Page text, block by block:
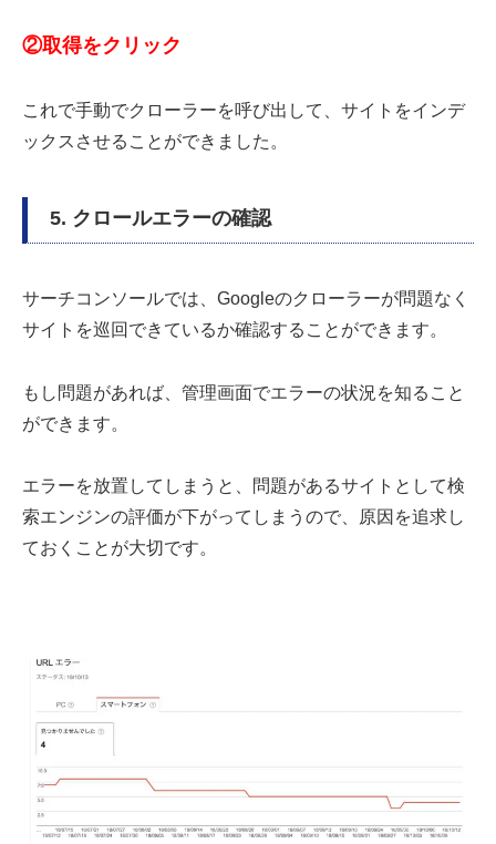
②取得をクリック
これで手動でクローラーを呼び出して、サイトをインデ
ックスさせることができました。
5. クロールエラーの確認
サーチコンソールでは、Googleのクローラーが問題なく
サイトを巡回できているか確認することができます。
もし問題があれば、管理画面でエラーの状況を知ること
ができます。
エラーを放置してしまうと、問題があるサイトとして検
索エンジンの評価が下がってしまうので、原因を追求し
ておくことが大切です。